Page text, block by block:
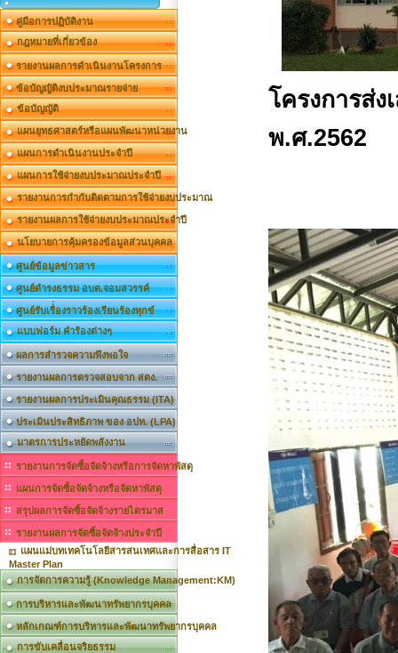
คู่มือการปฏิบัติงาน
กฎหมายที่เกี่ยวข้อง
รายงานผลการดำเนินงานโครงการ
ข้อบัญญัติงบประมาณรายจ่าย
ข้อบัญญัติ
แผนยุทธศาสตร์หรือแผนพัฒนาหน่วยงาน
แผนการดำเนินงานประจำปี
แผนการใช้จ่ายงบประมาณประจำปี
รายงานการกำกับติดตามการใช้จ่ายงบประมาณ
รายงานผลการใช้จ่ายงบประมาณประจำปี
นโยบายการคุ้มครองข้อมูลส่วนบุคคล
ศูนย์ข้อมูลข่าวสาร
ศูนย์ดำรงธรรม อบต.จอมสวรรค์
ศูนย์รับเรื่่องราวร้องเรียนร้องทุกข์
แบบฟอร์ม คำร้องต่างๆ
ผลการสำรวจความพึงพอใจ
รายงานผลการตรวจสอบจาก สตง.
รายงานผลการประเมินคุณธรรม (ITA)
ประเมินประสิทธิภาพ ของ อปท. (LPA)
มาตรการประหยัดพลังงาน
รายงานการจัดซื้อจัดจ้างหรือการจัดหาพัสดุ
แผนการจัดซื้อจัดจ้างหรือจัดหาพัสดุ
สรุปผลการจัดซื้อจัดจ้างรายไตรมาส
รายงานผลการจัดซื้อจัดจ้างประจำปี
แผนแม่บทเทคโนโลยีสารสนเทศและการสื่อสาร IT
Master Plan
การจัดการความรู้ (Knowledge Management:KM)
การบริหารและพัฒนาทรัพยากรบุคคล
หลักเกณฑ์การบริหารและพัฒนาทรัพยากรบุคคล
การขับเคลื่อนจริยธรรม
โครงการส่
พ.ศ.2562